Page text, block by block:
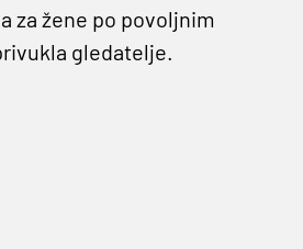
za žene po povoljnim
gledatelje.